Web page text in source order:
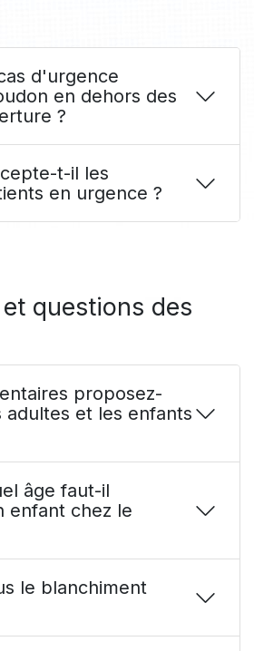
d'urgence
en dehors des
?
t-il les
en urgence ?
questions des
proposez-
adultes et les enfants
âge faut-il
enfant chez le
le blanchiment